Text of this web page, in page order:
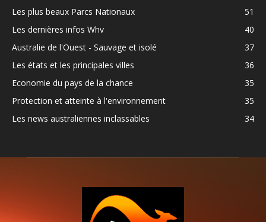
Les plus beaux Parcs Nationaux
51
Les dernières infos Whv
40
Australie de l'Ouest - Sauvage et isolé
37
Les états et les principales villes
36
Economie du pays de la chance
35
Protection et atteinte à l'environnement
35
Les news australiennes inclassables
34